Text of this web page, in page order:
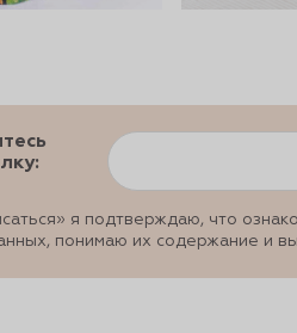
я подтверждаю, что
понимаю их содержание и